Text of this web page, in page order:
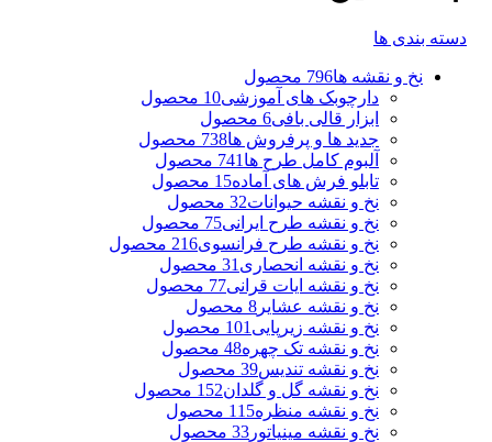
دسته بندی ها
نخ و نقشه ها796 محصول
دارچوبک های آموزشی10 محصول
ابزار قالی بافی6 محصول
جدید ها و پرفروش ها738 محصول
آلبوم کامل طرح ها 741 محصول
تابلو فرش های آماده15 محصول
نخ و نقشه حیوانات32 محصول
نخ و نقشه طرح ایرانی75 محصول
نخ و نقشه طرح فرانسوی216 محصول
نخ و نقشه انحصاری 31 محصول
نخ و نقشه ایات قرانی77 محصول
نخ و نقشه عشایر 8 محصول
نخ و نقشه زیرپایی 101 محصول
نخ و نقشه تک چهره48 محصول
نخ و نقشه تندیس39 محصول
نخ و نقشه گل و گلدان152 محصول
نخ و نقشه منظره115 محصول
نخ و نقشه مینیاتور 33 محصول